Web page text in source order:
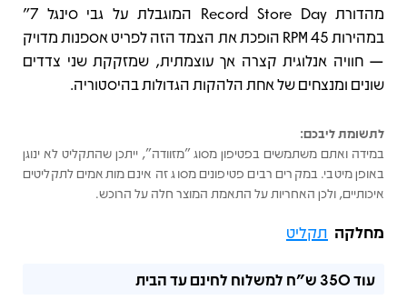
מהדורת Record Store Day המוגבלת על גבי סינגל 7"
במהירות 45 RPM הופכת את הצמד הזה לפריט אספנות מדויק
— חוויה אנלוגית קצרה אך עוצמתית, שמזקקת שני צדדים
שונים ומנצחים של אחת הלהקות הגדולות בהיסטוריה.
לתשומת ליבכם:
במידה ואתם משתמשים בפטיפון מסוג "מזוודה", ייתכן שהתקליט לא ינוגן
באופן מיטבי. במקרים רבים פטיפונים מסוג זה אינם מותאמים לתקליטים
איכותיים, ולכן האחריות על התאמת המוצר חלה על הרוכש.
מחלקה תקליט
עוד350 ש"ח למשלוח לחינם עד הבית